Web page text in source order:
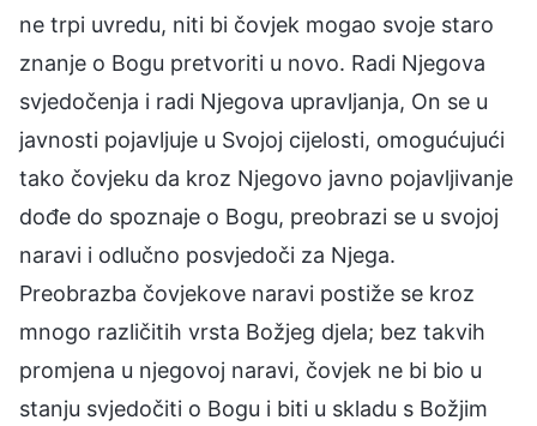
ne trpi uvredu, niti bi čovjek mogao svoje staro
znanje o Bogu pretvoriti u novo. Radi Njegova
svjedočenja i radi Njegova upravljanja, On se u
javnosti pojavljuje u Svojoj cijelosti, omogućujući
tako čovjeku da kroz Njegovo javno pojavljivanje
dođe do spoznaje o Bogu, preobrazi se u svojoj
naravi i odlučno posvjedoči za Njega.
Preobrazba čovjekove naravi postiže se kroz
mnogo različitih vrsta Božjeg djela; bez takvih
promjena u njegovoj naravi, čovjek ne bi bio u
stanju svjedočiti o Bogu i biti u skladu s Božjim